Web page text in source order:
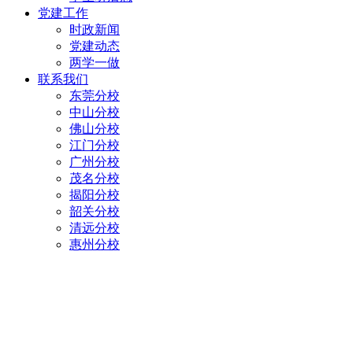
党建工作
时政新闻
党建动态
两学一做
联系我们
东莞分校
中山分校
佛山分校
江门分校
广州分校
茂名分校
揭阳分校
韶关分校
清远分校
惠州分校